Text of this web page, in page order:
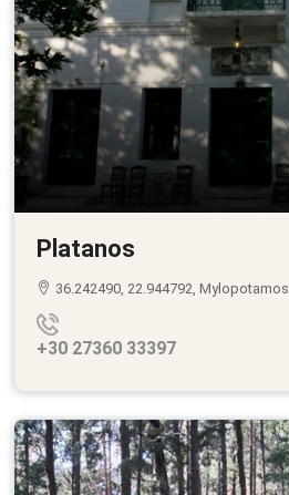
Platanos
36.242490, 22.944792, Mylopotamos
+30 27360 33397